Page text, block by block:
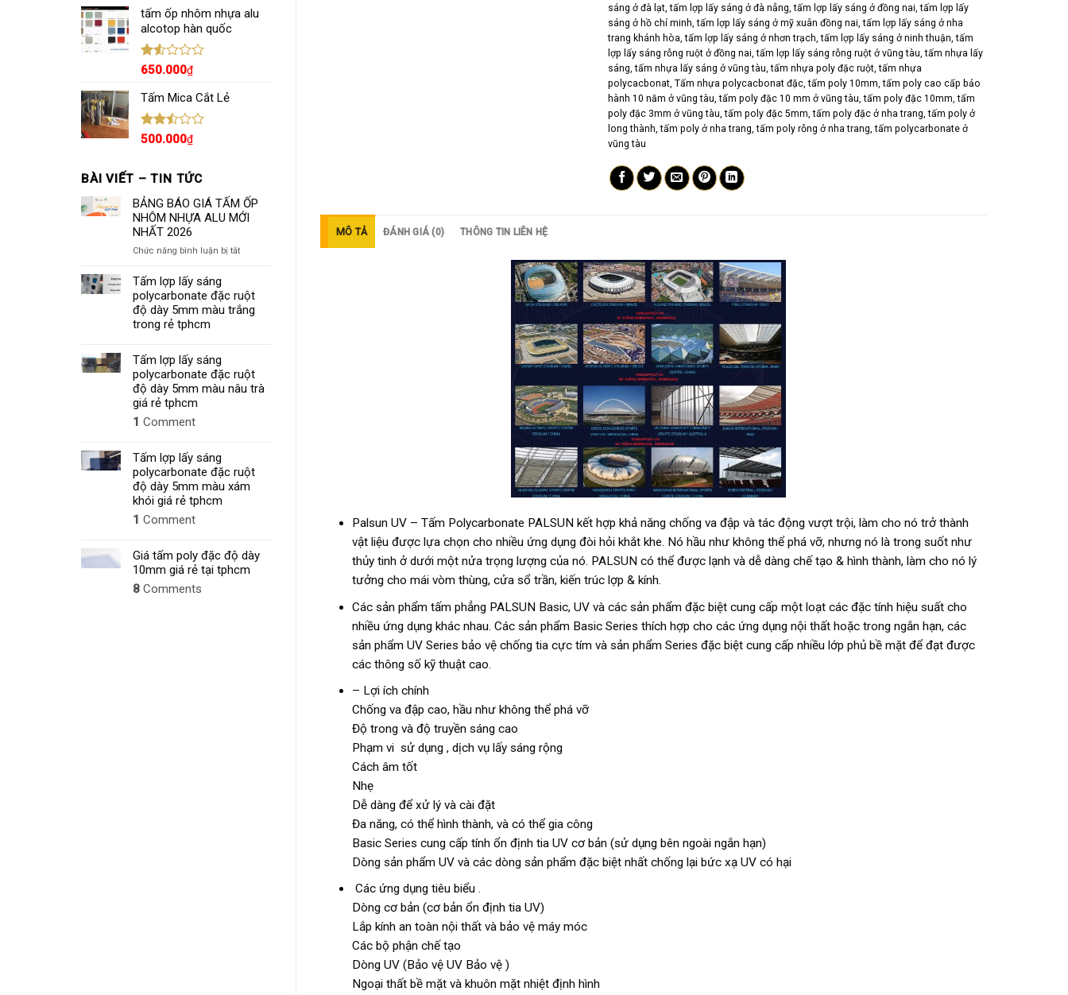
hạng
2.36
5 sao
tấm ốp nhôm nhựa alu
alcotop hàn quốc
Được
hạng
1.57
5
sao
650.000₫
Tấm Mica Cắt Lẻ
Được
2.44
500.000₫
BÀI VIẾT – TIN TỨC
BẢNG BÁO GIÁ TẤM ỐP
NHÔM NHỰA ALU MỚI
NHẤT 2026
Chức năng bình luận bị tắtở
GIÁ
TẤM
ỐP
MỚI
NHẤT
Tấm lợp lấy sáng
polycarbonate đặc ruột
độ dày 5mm màu trắng
trong rẻ tphcm
Tấm lợp lấy sáng
polycarbonate đặc ruột
độ dày 5mm màu nâu trà
giá rẻ tphcm
1 Comment
Tấm lợp lấy sáng
polycarbonate đặc ruột
độ dày 5mm màu xám
khói giá rẻ tphcm
1 Comment
Giá tấm poly đặc độ dày
10mm giá rẻ tại tphcm
8 Comments
sáng ở đà lạt ,tấm lợp lấy sáng ở đà nẵng ,tấm lợp lấy sáng ở đồng nai ,tấm lợp lấy
sáng ở hồ chí minh ,tấm lợp lấy sáng ở mỹ xuân đồng nai ,tấm lợp lấy sáng ở nha
trang khánh hòa ,tấm lợp lấy sáng ở nhơn trạch ,tấm lợp lấy sáng ở ninh thuận ,tấm
lợp lấy sáng rỗng ruột ở đồng nai ,tấm lợp lấy sáng rỗng ruột ở vũng tàu ,tấm nhựa lấy
sáng ,tấm nhựa lấy sáng ở vũng tàu ,tấm nhựa poly đặc ruột ,tấm nhựa
polycacbonat ,Tấm nhựa polycacbonat đặc ,tấm poly 10mm ,tấm poly cao cấp bảo
hành 10 năm ở vũng tàu ,tấm poly đặc 10 mm ở vũng tàu ,tấm poly đặc 10mm ,tấm
poly đặc 3mm ở vũng tàu ,tấm poly đặc 5mm ,tấm poly đặc ở nha trang ,tấm poly ở
long thành ,tấm poly ở nha trang ,tấm poly rỗng ở nha trang ,tấm polycarbonate ở
vũng tàu
MÔ TẢ ĐÁNH GIÁ (0) THÔNG TIN LIÊN HỆ
Palsun UV – Tấm Polycarbonate PALSUN kết hợp khả năng chống va đập và tác động vượt trội, làm cho nó trở thành
vật liệu được lựa chọn cho nhiều ứng dụng đòi hỏi khắt khe. Nó hầu như không thể phá vỡ, nhưng nó là trong suốt như
thủy tinh ở dưới một nửa trọng lượng của nó. PALSUN có thể được lạnh và dễ dàng chế tạo & hình thành, làm cho nó lý
tưởng cho mái vòm thùng, cửa sổ trần, kiến ​​trúc lợp & kính.
Các sản phẩm tấm phẳng PALSUN Basic, UV và các sản phẩm đặc biệt cung cấp một loạt các đặc tính hiệu suất cho
nhiều ứng dụng khác nhau. Các sản phẩm Basic Series thích hợp cho các ứng dụng nội thất hoặc trong ngắn hạn, các
sản phẩm UV Series bảo vệ chống tia cực tím và sản phẩm Series đặc biệt cung cấp nhiều lớp phủ bề mặt để đạt được
các thông số kỹ thuật cao.
– Lợi ích chính
Chống va đập cao, hầu như không thể phá vỡ
Độ trong và độ truyền sáng cao
Phạm vi sử dụng , dịch vụ lấy sáng rộng
Cách âm tốt
Nhẹ
Dễ dàng để xử lý và cài đặt
Đa năng, có thể hình thành, và có thể gia công
Basic Series cung cấp tính ổn định tia UV cơ bản (sử dụng bên ngoài ngắn hạn)
Dòng sản phẩm UV và các dòng sản phẩm đặc biệt nhất chống lại bức xạ UV có hại
Các ứng dụng tiêu biểu .
Dòng cơ bản (cơ bản ổn định tia UV)
Lắp kính an toàn nội thất và bảo vệ máy móc
Các bộ phận chế tạo
Dòng UV (Bảo vệ UV Bảo vệ )
Ngoại thất bề mặt và khuôn mặt nhiệt định hình